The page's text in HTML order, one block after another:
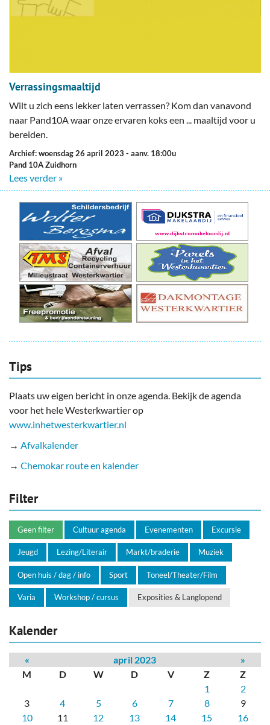
Verrassingsmaaltijd
Wilt u zich eens lekker laten verrassen? Kom dan vanavond
naar Pand10A waar onze ervaren koks een ... maaltijd voor u
bereiden.
Archief: woensdag 26 april 2023 - aanv. 18:00u
Pand 10A Zuidhorn
Lees verder »
Tips
Plaats uw eigen bericht in onze agenda. Bekijk de agenda
voor het hele Westerkwartier op
www.inhetwesterkwartier.nl
→ Afvalkalender
→ Chemokar route en kalender
Filter
Geen filter Cultuur agenda Evenementen Excursie
Jeugd Lezing/Literair Markt/braderie Muziek
Open huis / dag / info Sport Toneel/Theater/Film
Varia Workshop / cursus Exposities & Langlopend
Kalender
« april 2023
»
M
D W D V Z
Z
1
2
3
4 5 6 7 8
9
10
11 12 13 14 15
16